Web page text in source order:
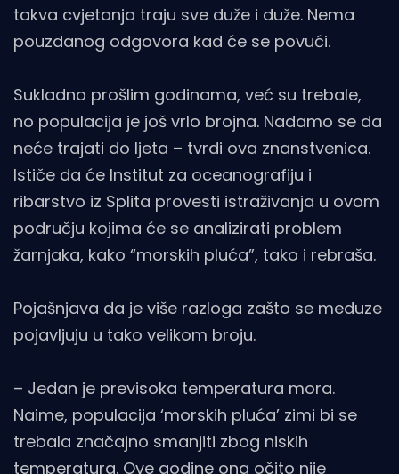
takva cvjetanja traju sve duže i duže. Nema
pouzdanog odgovora kad će se povući.
Sukladno prošlim godinama, već su trebale,
no populacija je još vrlo brojna. Nadamo se da
neće trajati do ljeta – tvrdi ova znanstvenica.
Ističe da će Institut za oceanografiju i
ribarstvo iz Splita provesti istraživanja u ovom
području kojima će se analizirati problem
žarnjaka, kako “morskih pluća”, tako i rebraša.
Pojašnjava da je više razloga zašto se meduze
pojavljuju u tako velikom broju.
– Jedan je previsoka temperatura mora.
Naime, populacija ‘morskih pluća’ zimi bi se
trebala značajno smanjiti zbog niskih
temperatura. Ove godine ona očito nije